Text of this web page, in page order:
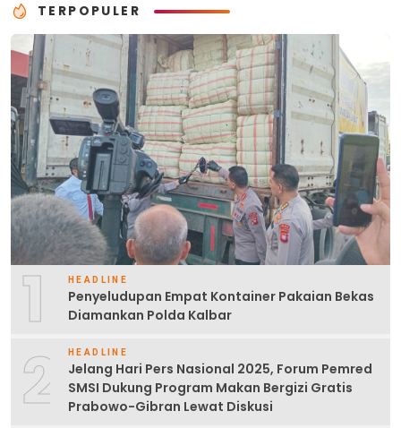
TERPOPULER
1 HEADLINE
Penyeludupan Empat Kontainer Pakaian Bekas
Diamankan Polda Kalbar
2 HEADLINE
Jelang Hari Pers Nasional 2025, Forum Pemred
SMSI Dukung Program Makan Bergizi Gratis
Prabowo-Gibran Lewat Diskusi